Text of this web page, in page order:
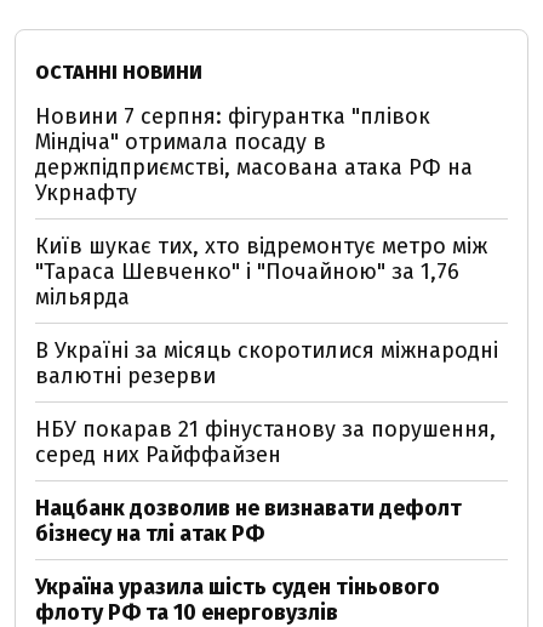
ОСТАННІ НОВИНИ
Новини 7 серпня: фігурантка "плівок
Міндіча" отримала посаду в
держпідприємстві, масована атака РФ на
Укрнафту
Київ шукає тих, хто відремонтує метро між
"Тараса Шевченко" і "Почайною" за 1,76
мільярда
В Україні за місяць скоротилися міжнародні
валютні резерви
НБУ покарав 21 фінустанову за порушення,
серед них Райффайзен
Нацбанк дозволив не визнавати дефолт
бізнесу на тлі атак РФ
Україна уразила шість суден тіньового
флоту РФ та 10 енерговузлів